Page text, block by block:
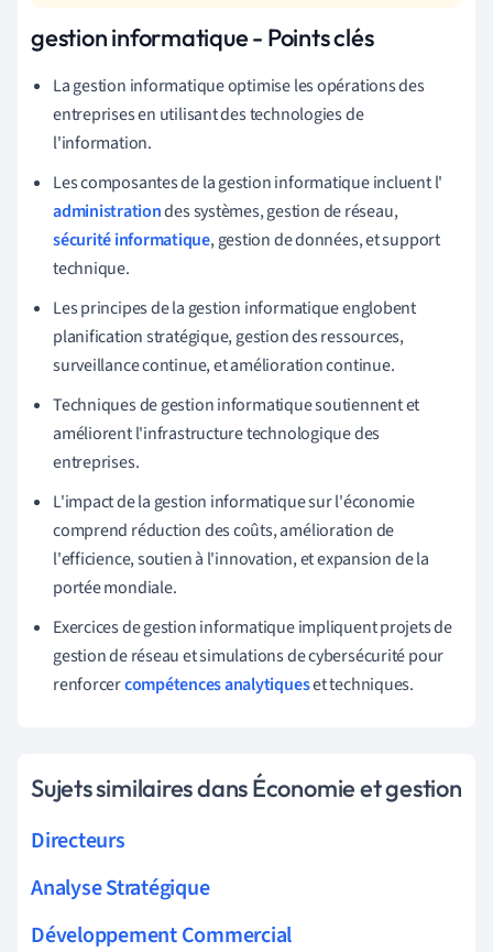
gestion informatique - Points clés
La gestion informatique optimise les opérations des
entreprises en utilisant des technologies de
l'information.
Les composantes de la gestion informatique incluent l'
administrationdes systèmes, gestion de réseau,
sécurité informatique, gestion de données, et support
technique.
Les principes de la gestion informatique englobent
planification stratégique, gestion des ressources,
surveillance continue, et amélioration continue.
Techniques de gestion informatique soutiennent et
améliorent l'infrastructure technologique des
entreprises.
L'impact de la gestion informatique sur l'économie
comprend réduction des coûts, amélioration de
l'efficience, soutien à l'innovation, et expansion de la
portée mondiale.
Exercices de gestion informatique impliquent projets de
gestion de réseau et simulations de cybersécurité pour
renforcercompétences analytiqueset techniques.
Sujets similaires dans Économie et gestion
Directeurs
Analyse Stratégique
Développement Commercial